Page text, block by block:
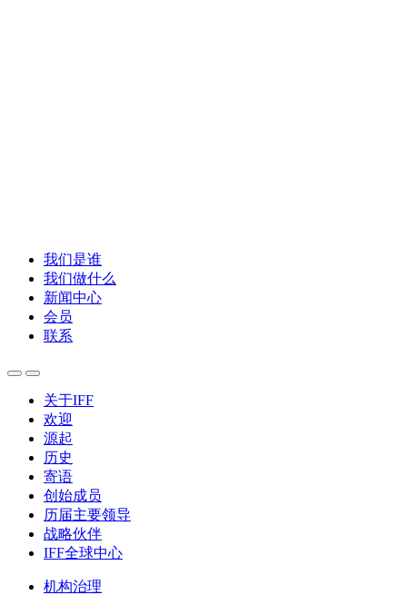
我们是谁
我们做什么
新闻中心
会员
联系
关于IFF
欢迎
源起
历史
寄语
创始成员
历届主要领导
战略伙伴
IFF全球中心
机构治理